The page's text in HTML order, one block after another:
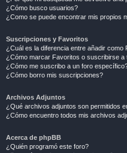
¿Cómo busco usuarios?
¿Como se puede encontrar mis propios
Suscripciones y Favoritos
¿Cuál es la diferencia entre añadir
¿Cómo marcar Favoritos o suscribirse
¿Cómo me suscribo a un foro
¿Cómo borro mis suscripciones?
Archivos Adjuntos
¿Qué archivos adjuntos son permitidos
¿Cómo encuentro todos mis archivos
Acerca de phpBB
¿Quién programó este foro?